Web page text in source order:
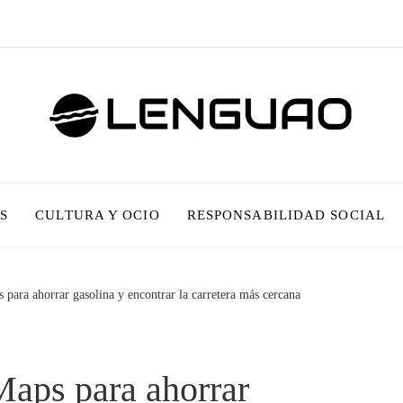
CULTURA Y OCIO RESPONSABILIDAD SOCIAL
ahorrar gasolina y encontrar la carretera más cercana
para ahorrar